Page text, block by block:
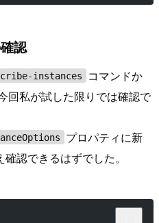
認
instances
コマンドか
回私が試した限りでは確認で
プロパティに新
確認できるはずでした。